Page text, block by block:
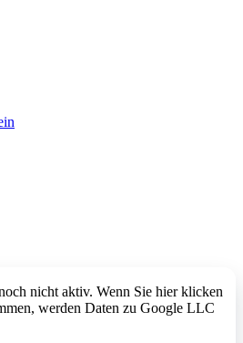
nicht aktiv. Wenn Sie hier klicken
werden Daten zu Google LLC